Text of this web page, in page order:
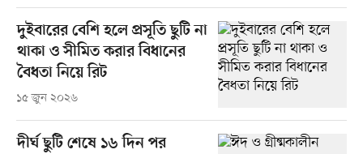
দুইবারের বেশি হলে প্রসূতি ছুটি না
থাকা ও সীমিত করার বিধানের
বৈধতা নিয়ে রিট
১৫ জুন ২০২৬
দীর্ঘ ছুটি শেষে ১৬ দিন পর